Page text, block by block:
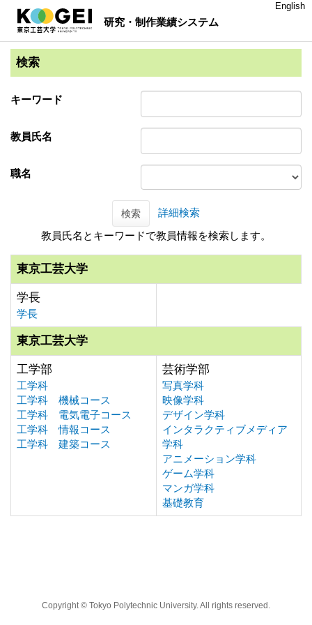
研究・制作業績システム
English
検索
キーワード
教員氏名
職名
検索
詳細検索
教員氏名とキーワードで教員情報を検索します。
東京工芸大学
学長
学長
東京工芸大学
工学部
工学科
工学科 機械コース
工学科 電気電子コース
工学科 情報コース
工学科 建築コース
芸術学部
写真学科
映像学科
デザイン学科
インタラクティブメディア
学科
アニメーション学科
ゲーム学科
マンガ学科
基礎教育
Copyright © Tokyo Polytechnic University. All rights reserved.